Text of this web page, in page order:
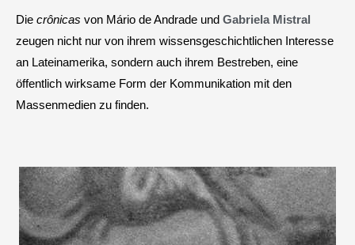
Die crônicas von Mário de Andrade und Gabriela Mistral
zeugen nicht nur von ihrem wissensgeschichtlichen Interesse
an Lateinamerika, sondern auch ihrem Bestreben, eine
öffentlich wirksame Form der Kommunikation mit den
Massenmedien zu finden.